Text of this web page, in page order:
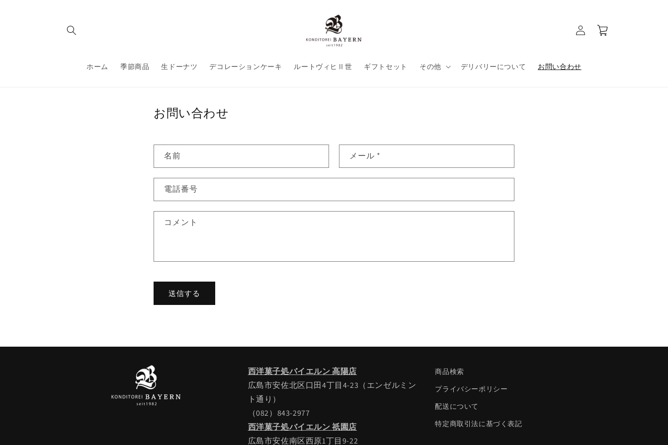
ホーム 季節商品 生ドーナツ デコレーションケーキ ルートヴィヒⅡ世 ギフトセット その他 デリバリーについて お問い合わせ
グ
イ
ー
お問い合わせ
お
問
い
合
わ
せ
ォ
名前 メール *
電話番号
コメント
送信する
西洋菓子処バイエルン 高陽店
広島市安佐北区口田4丁目4-23（エンゼルミン
ト通り）
（082）843-2977
西洋菓子処バイエルン 祇園店
広島市安佐南区西原1丁目9-22
商品検索
プライバシーポリシー
配送について
特定商取引法に基づく表記